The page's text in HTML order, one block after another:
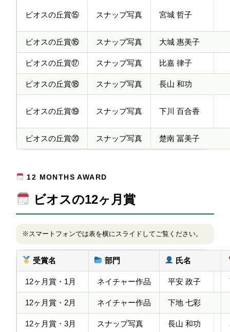
ビオスの丘賞⑮ スナップ写真 宮城 哲子
ビオスの丘賞⑯ スナップ写真 大城 惠美子
ビオスの丘賞⑰ スナップ写真 比嘉 律子
ビオスの丘賞⑱ スナップ写真 長山 和功
ビオスの丘賞⑲ スナップ写真 下川 百合香
ビオスの丘賞⑳ スナップ写真 楚南 冨美子
12 MONTHS AWARD
ビオスの12ヶ月賞
※スマートフォンでは表を横にスライドしてご覧ください。
受賞名 部門 氏名
12ヶ月賞・1月 ネイチャー作品 平安 政子
12ヶ月賞・2月 ネイチャー作品 下地 七彩
12ヶ月賞・3月 スナップ写真 長山 和功